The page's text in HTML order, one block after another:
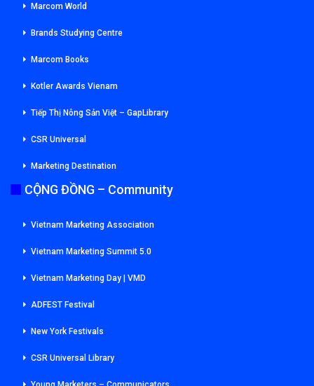
Marcom World
Brands Studying Centre
Marcom Books
Kotler Awards Vienam
Tiếp Thị Nông Sản Việt – GapLibrary
CSR Universal
Marketing Destination
CỘNG ĐỒNG – Community
Vietnam Marketing Association
Vietnam Marketing Summit 5.0
Vietnam Marketing Day | VMD
ADFEST Festival
New York Festivals
CSR Universal Library